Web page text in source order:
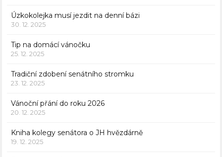
Úzkokolejka musí jezdit na denní bázi
30. 12. 2025
Tip na domácí vánočku
25. 12. 2025
Tradiční zdobení senátního stromku
23. 12. 2025
Vánoční přání do roku 2026
20. 12. 2025
Kniha kolegy senátora o JH hvězdárně
19. 12. 2025